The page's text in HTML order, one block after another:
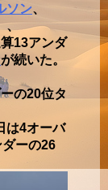
ソン、
13アンダ
が続いた。
の20位タ
は4オーバ
ーの26